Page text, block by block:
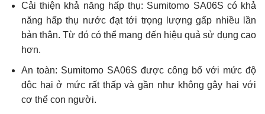
Cải thiện khả năng hấp thụ: Sumitomo SA06S có khả
năng hấp thụ nước đạt tới trọng lượng gấp nhiều lần
bản thân. Từ đó có thể mang đến hiệu quả sử dụng cao
hơn.
An toàn: Sumitomo SA06S được công bố với mức độ
độc hại ở mức rất thấp và gần như không gây hại với
cơ thể con người.